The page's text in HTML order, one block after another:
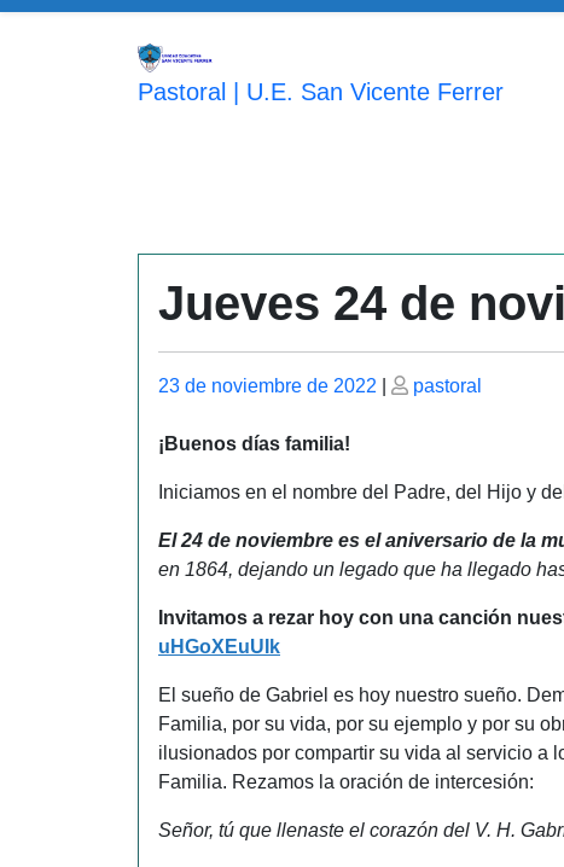
Saltar
Pastoral | U.E. San Vicente Ferrer
Jueves 24 de
Publicado
23 de noviembre de 2022
Publicado
pastoral
¡Buenos días familia!
Iniciamos en el nombre del Padre, del Hijo y
El 24 de noviembre es el aniversario de la
en 1864, dejando un legado que ha llegado
Invitamos a rezar hoy con una canción
uHGoXEuUIk
El sueño de Gabriel es hoy nuestro sueño.
Familia, por su vida, por su ejemplo y por su
ilusionados por compartir su vida al servicio a
Familia. Rezamos la oración de intercesión:
Señor, tú que llenaste el corazón del V. H.